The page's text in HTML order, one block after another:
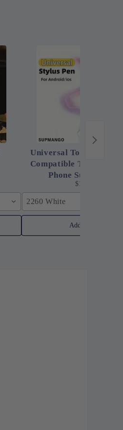
Universal Touchscreen
Compatible Tablet &
Phone Suitable Pen
$14.49
2260 White
Add to Cart